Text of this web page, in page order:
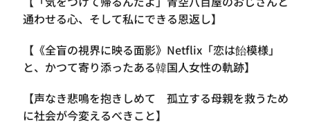
通わせる心、そして私にできる恩返し】
【《全盲の視界に映る面影》Netflix「恋は飴模様」
と、かつて寄り添ったある韓国人女性の軌跡】
【声なき悲鳴を抱きしめて 孤立する母親を救うため
に社会が今変えるべきこと】